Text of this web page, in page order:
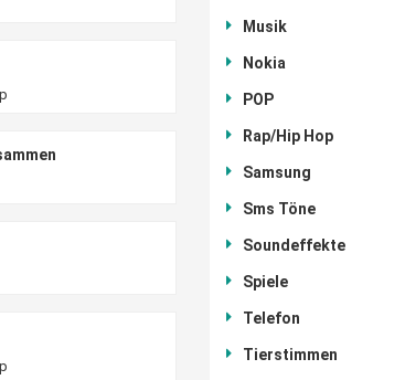
Musik
Nokia
POP
Rap/Hip Hop
Samsung
Sms Töne
Soundeffekte
Spiele
Telefon
Tierstimmen